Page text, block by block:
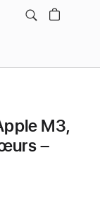
M3,
–